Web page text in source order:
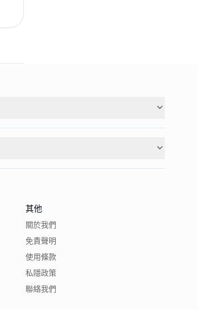
其他
關於我們
免責聲明
使用條款
私隱政策
聯絡我們